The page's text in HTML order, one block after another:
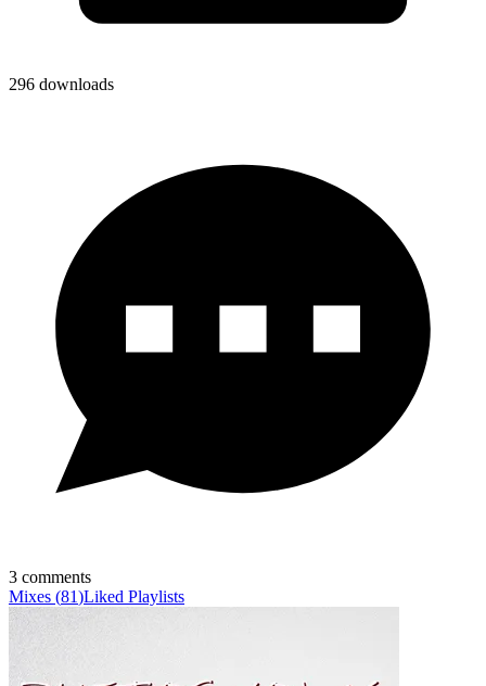
296 downloads
3 comments
Mixes (81)Liked Playlists